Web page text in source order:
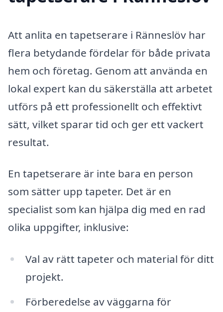
Att anlita en tapetserare i Ränneslöv har
flera betydande fördelar för både privata
hem och företag. Genom att använda en
lokal expert kan du säkerställa att arbetet
utförs på ett professionellt och effektivt
sätt, vilket sparar tid och ger ett vackert
resultat.
En tapetserare är inte bara en person
som sätter upp tapeter. Det är en
specialist som kan hjälpa dig med en rad
olika uppgifter, inklusive:
Val av rätt tapeter och material för ditt
projekt.
Förberedelse av väggarna för